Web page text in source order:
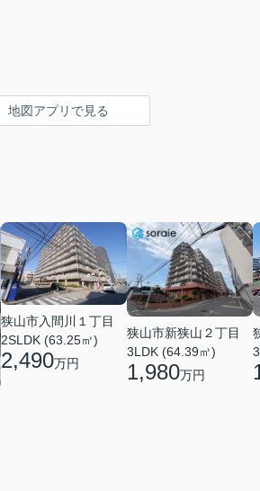
地図アプリで見る
狭山市入間川１丁目
2SLDK (63.25㎡)
2,490万円
狭山市新狭山２丁目
3LDK (64.39㎡)
1,980万円